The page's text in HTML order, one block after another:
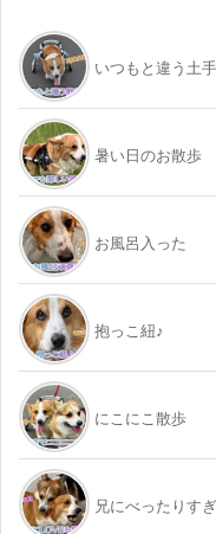
いつもと違う土
暑い日のお散歩
お風呂入った
抱っこ紐♪
にこにこ散歩
兄にべったりす